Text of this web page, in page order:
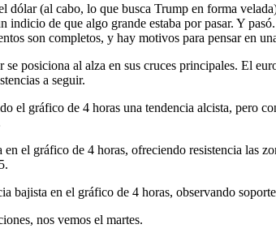
dólar (al cabo, lo que busca Trump en forma
indicio de que algo grande estaba por pasar. Y
son completos, y hay motivos para pensar en
posiciona al alza en sus cruces principales. El
a seguir.
el gráfico de 4 horas una tendencia alcista, pero
el gráfico de 4 horas, ofreciendo resistencia las
bajista en el gráfico de 4 horas, observando
nos vemos el martes.